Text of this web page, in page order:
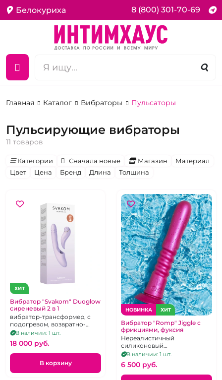
Белокуриха 8 (800) 301-70-69
Главная Каталог Вибраторы Пульсаторы
Пульсирующие вибраторы
11 товаров
Категории Сначала новые Магазин
Материал
Цвет
Цена Бренд Длина Толщина
ХИТ
Вибратор "Svakom" Duoglow
сиреневый 2 в 1
вибратор-трансформер, с
подогревом, возвратно-
поступательными
движениями и ротацией
В наличии: 1 шт.
18 000 pуб.
В корзину
НОВИНКА ХИТ
Вибратор "Romp" Jiggle с
фрикциями, фуксия
Нереалистичный
силиконовый
вибростимулятор с
поступательными
движениями и ребрышками,
на присоске
В наличии: 1 шт.
6 500 pуб.